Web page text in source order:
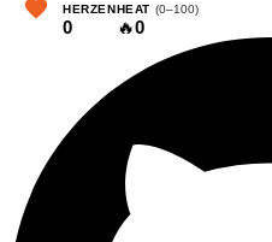
HERZEN
0
HEAT (0–100)
🔥0